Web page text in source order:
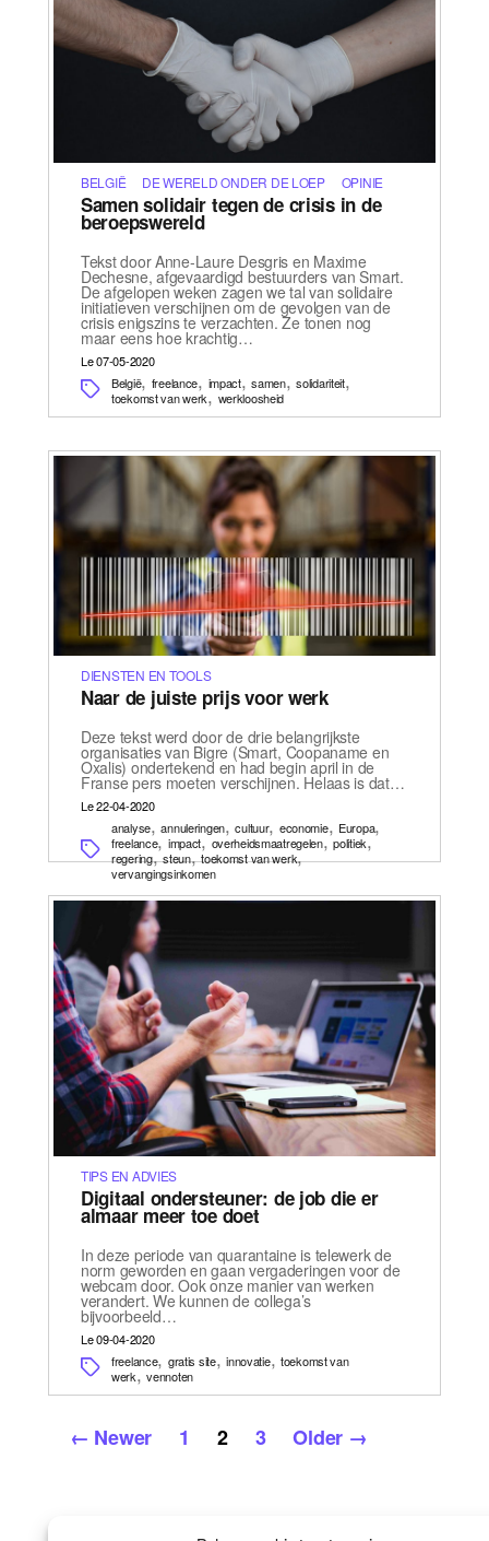
BELGIË DE WERELD ONDER DE LOEP OPINIE
Samen solidair tegen de crisis in de
beroepswereld
Tekst door Anne-Laure Desgris en Maxime
Dechesne, afgevaardigd bestuurders van Smart.
De afgelopen weken zagen we tal van solidaire
initiatieven verschijnen om de gevolgen van de
crisis enigszins te verzachten. Ze tonen nog
maar eens hoe krachtig…
Le 07-05-2020
België, freelance, impact,samen,solidariteit,
toekomst van werk,werkloosheid
DIENSTEN EN TOOLS
Naar de juiste prijs voor werk
Deze tekst werd door de drie belangrijkste
organisaties van Bigre (Smart, Coopaname en
Oxalis) ondertekend en had begin april in de
Franse pers moeten verschijnen. Helaas is dat…
Le 22-04-2020
analyse,annuleringen,cultuur, economie, Europa,
freelance,impact,overheidsmaatregelen,politiek,
regering,steun,toekomst van werk,
vervangingsinkomen
TIPS EN ADVIES
Digitaal ondersteuner: de job die er
almaar meer toe doet
In deze periode van quarantaine is telewerk de
norm geworden en gaan vergaderingen voor de
webcam door. Ook onze manier van werken
verandert. We kunnen de collega’s
bijvoorbeeld…
Le 09-04-2020
freelance, gratis site,innovatie, toekomst van
werk,vennoten
Posts
← Newer 1 2 3 Older →